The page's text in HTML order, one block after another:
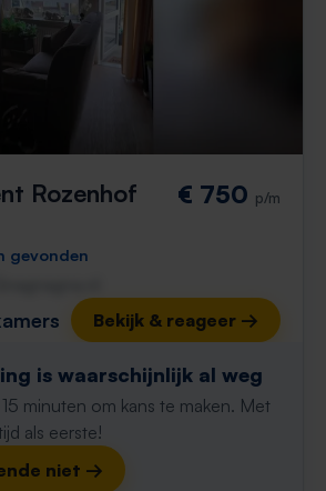
Rozenhof € 750 p/m
gevonden
Bekijk & reageer →
is waarschijnlijk al weg
minuten om kans te maken. Met
als eerste!
niet →